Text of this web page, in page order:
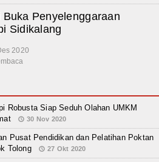
Penyelenggaraan
Sidikalang
2020
Robusta Siap Seduh Olahan UMKM
30 Nov 2020
Pusat Pendidikan dan Pelatihan Poktan
Tolong
27 Okt 2020